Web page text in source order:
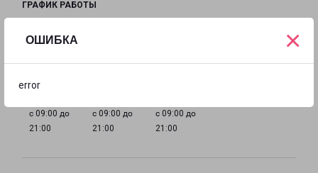
ОШИБКА
error
×
ГРАФИК РАБОТЫ
21:00
21:00
21:00
21:00
с 09:00 до
21:00
с 09:00 до
21:00
с 09:00 до
21:00